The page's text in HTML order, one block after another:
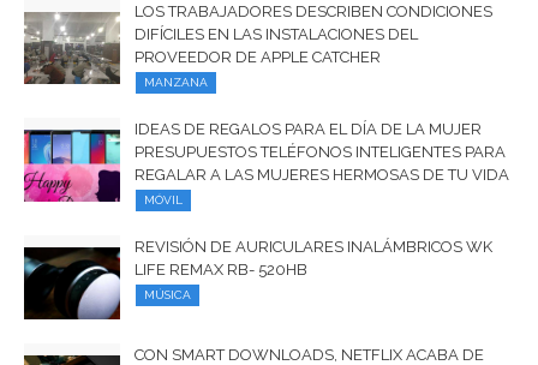
LOS TRABAJADORES DESCRIBEN CONDICIONES
DIFÍCILES EN LAS INSTALACIONES DEL
PROVEEDOR DE APPLE CATCHER
MANZANA
IDEAS DE REGALOS PARA EL DÍA DE LA MUJER
PRESUPUESTOS TELÉFONOS INTELIGENTES PARA
REGALAR A LAS MUJERES HERMOSAS DE TU VIDA
MÓVIL
REVISIÓN DE AURICULARES INALÁMBRICOS WK
LIFE REMAX RB- 520HB
MÚSICA
CON SMART DOWNLOADS, NETFLIX ACABA DE